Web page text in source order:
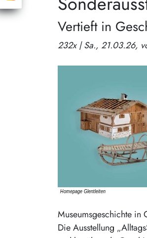
Vertieft in
Museumsgeschichte in
Die Ausstellung